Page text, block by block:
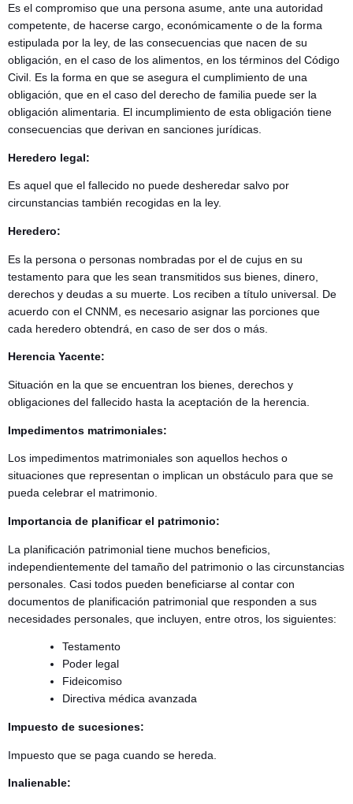
Es el compromiso que una persona asume, ante una autoridad
competente, de hacerse cargo, económicamente o de la forma
estipulada por la ley, de las consecuencias que nacen de su
obligación, en el caso de los alimentos, en los términos del Código
Civil. Es la forma en que se asegura el cumplimiento de una
obligación, que en el caso del derecho de familia puede ser la
obligación alimentaria. El incumplimiento de esta obligación tiene
consecuencias que derivan en sanciones jurídicas.
Heredero legal:
Es aquel que el fallecido no puede desheredar salvo por
circunstancias también recogidas en la ley.
Heredero:
Es la persona o personas nombradas por el de cujus en su
testamento para que les sean transmitidos sus bienes, dinero,
derechos y deudas a su muerte. Los reciben a título universal. De
acuerdo con el CNNM, es necesario asignar las porciones que
cada heredero obtendrá, en caso de ser dos o más.
Herencia Yacente:
Situación en la que se encuentran los bienes, derechos y
obligaciones del fallecido hasta la aceptación de la herencia.
Impedimentos matrimoniales:
Los impedimentos matrimoniales son aquellos hechos o
situaciones que representan o implican un obstáculo para que se
pueda celebrar el matrimonio.
Importancia de planificar el patrimonio:
La planificación patrimonial tiene muchos beneficios,
independientemente del tamaño del patrimonio o las circunstancias
personales. Casi todos pueden beneficiarse al contar con
documentos de planificación patrimonial que responden a sus
necesidades personales, que incluyen, entre otros, los siguientes:
Testamento
Poder legal
Fideicomiso
Directiva médica avanzada
Impuesto de sucesiones:
Impuesto que se paga cuando se hereda.
Inalienable: